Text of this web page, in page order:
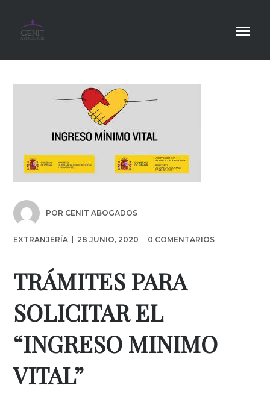
POR CENIT ABOGADOS
EXTRANJERÍA 28 JUNIO, 2020 0 COMENTARIOS
TRÁMITES PARA
SOLICITAR EL
“INGRESO MINIMO
VITAL”